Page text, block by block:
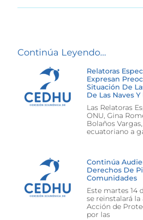
Continúa Leyendo...
Relatoras
Expresan
Situación De
De Las Naves Y
Las Relatoras
ONU, Gina
Bolaños
ecuatoriano a
Continúa
Derechos De
Comunidades
Este martes 14
se reinstalará
Acción de
por las